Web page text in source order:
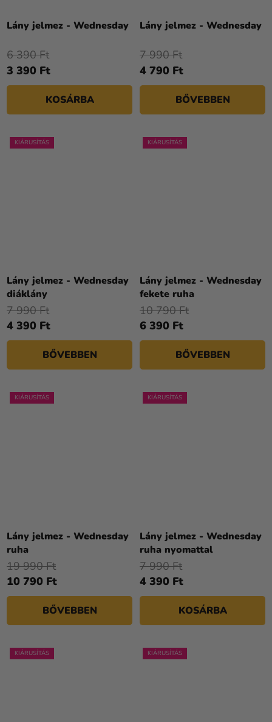
Lány jelmez - Wednesday
3 390 Ft
6 390 Ft
KOSÁRBA
Lány jelmez - Wednesday
4 790 Ft
7 990 Ft
BŐVEBBEN
KIÁRUSÍTÁS
Lány jelmez - Wednesday
diáklány
4 390 Ft
7 990 Ft
BŐVEBBEN
KIÁRUSÍTÁS
Lány jelmez - Wednesday
fekete ruha
6 390 Ft
10 790 Ft
BŐVEBBEN
KIÁRUSÍTÁS
Lány jelmez - Wednesday
ruha
10 790 Ft
19 990 Ft
BŐVEBBEN
KIÁRUSÍTÁS
Lány jelmez - Wednesday
ruha nyomattal
4 390 Ft
7 990 Ft
KOSÁRBA
KIÁRUSÍTÁS KIÁRUSÍTÁS